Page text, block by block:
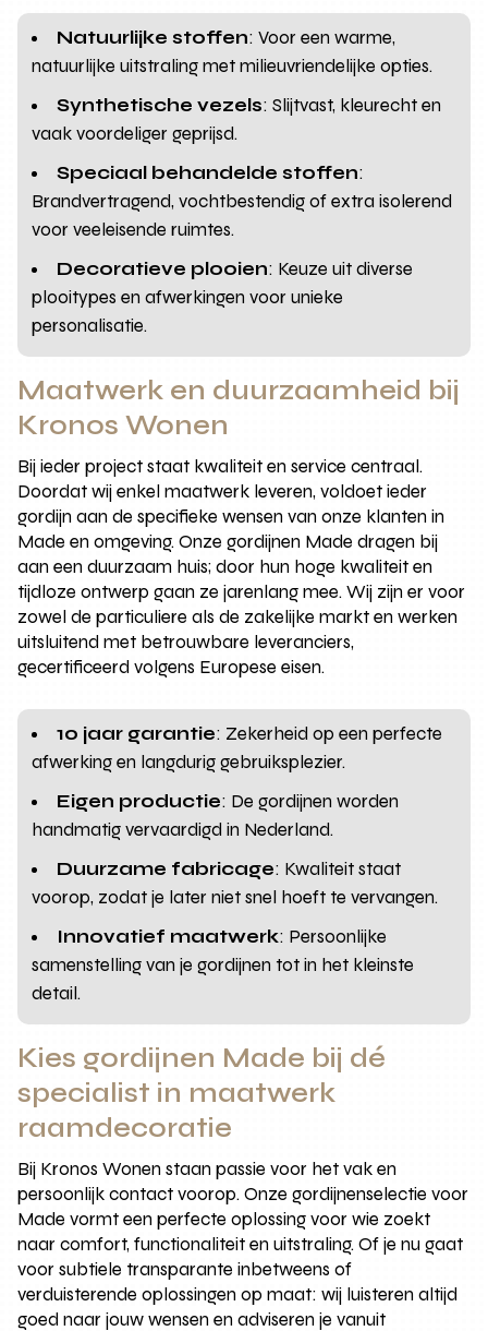
Natuurlijke stoffen: Voor een warme,
natuurlijke uitstraling met milieuvriendelijke opties.
Synthetische vezels: Slijtvast, kleurecht en
vaak voordeliger geprijsd.
Speciaal behandelde stoffen:
Brandvertragend, vochtbestendig of extra isolerend
voor veeleisende ruimtes.
Decoratieve plooien: Keuze uit diverse
plooitypes en afwerkingen voor unieke
personalisatie.
Maatwerk en duurzaamheid bij
Kronos Wonen
Bij ieder project staat kwaliteit en service centraal.
Doordat wij enkel maatwerk leveren, voldoet ieder
gordijn aan de specifieke wensen van onze klanten in
Made en omgeving. Onze gordijnen Made dragen bij
aan een duurzaam huis; door hun hoge kwaliteit en
tijdloze ontwerp gaan ze jarenlang mee. Wij zijn er voor
zowel de particuliere als de zakelijke markt en werken
uitsluitend met betrouwbare leveranciers,
gecertificeerd volgens Europese eisen.
10 jaar garantie: Zekerheid op een perfecte
afwerking en langdurig gebruiksplezier.
Eigen productie: De gordijnen worden
handmatig vervaardigd in Nederland.
Duurzame fabricage: Kwaliteit staat
voorop, zodat je later niet snel hoeft te vervangen.
Innovatief maatwerk: Persoonlijke
samenstelling van je gordijnen tot in het kleinste
detail.
Kies gordijnen Made bij dé
specialist in maatwerk
raamdecoratie
Bij Kronos Wonen staan passie voor het vak en
persoonlijk contact voorop. Onze gordijnenselectie voor
Made vormt een perfecte oplossing voor wie zoekt
naar comfort, functionaliteit en uitstraling. Of je nu gaat
voor subtiele transparante inbetweens of
verduisterende oplossingen op maat: wij luisteren altijd
goed naar jouw wensen en adviseren je vanuit